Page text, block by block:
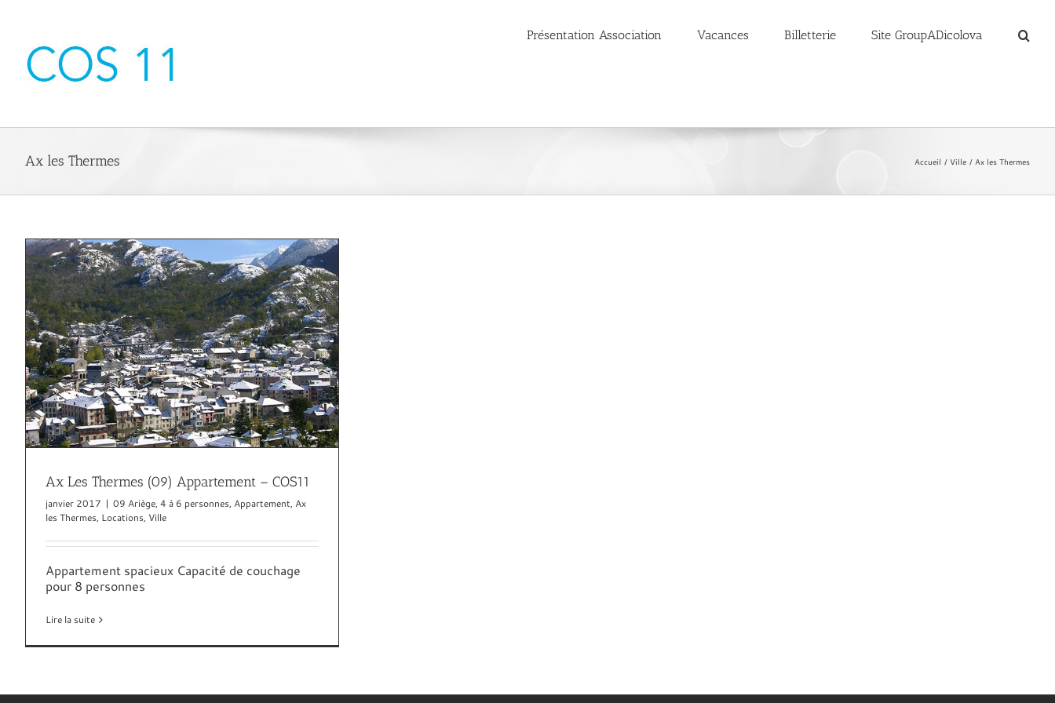
Présentation Association Vacances Billetterie Site GroupADicolova
Ax les Thermes Accueil Ville Ax les Thermes
Ax Les Thermes (09) Appartement – COS11
janvier 2017 | 09 Ariège, 4 à 6 personnes, Appartement, Ax
les Thermes, Locations, Ville
Appartement spacieux Capacité de couchage
pour 8 personnes
Lire la suite